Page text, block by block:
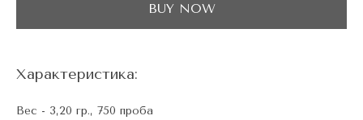
BUY NOW
Характеристика:
Вес - 3,20 гр., 750 проба